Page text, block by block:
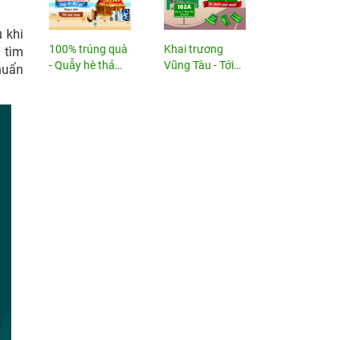
khi
tìm
100% trúng quà
- Quẫy hè thả
Khai trương
Vũng Tàu - Tới